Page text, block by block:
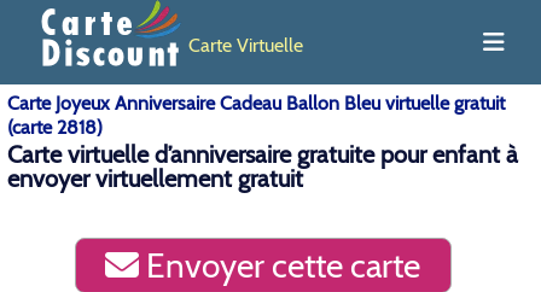
Carte Virtuelle
Carte Joyeux Anniversaire Cadeau Ballon Bleu virtuelle gratuit
(carte 2818)
Carte virtuelle d’anniversaire gratuite pour enfant à
envoyer virtuellement gratuit
Envoyer cette carte